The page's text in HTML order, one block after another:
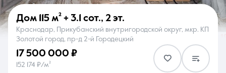
О компании Контакты
Дом 115 м² + 3.1 сот., 2 эт.
Краснодар, Прикубанский внутригородской округ, мкр. КП
Золотой город, пр-д 2-й Городецкий
17 500 000 ₽
152 174 ₽/м²